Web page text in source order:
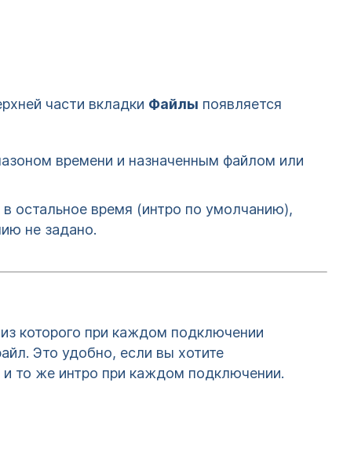
части вкладки Файлы появляется
времени и назначенным файлом или
остальное время (интро по умолчанию),
не задано.
которого при каждом подключении
Это удобно, если вы хотите
и то же интро при каждом подключении.